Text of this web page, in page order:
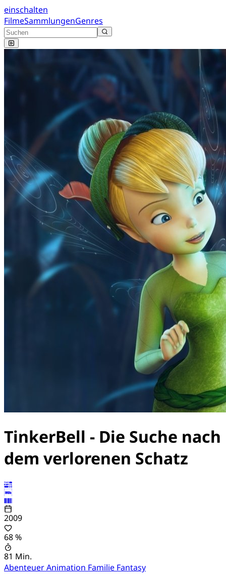
einschalten
FilmeSammlungenGenres
TinkerBell - Die Suche nach
dem verlorenen Schatz
2009
68 %
81 Min.
AbenteuerAnimation Familie Fantasy